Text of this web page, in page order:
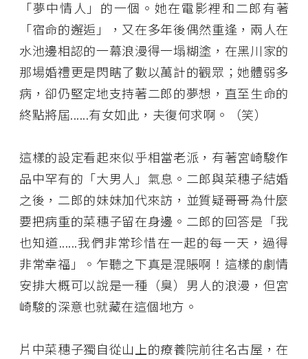
「夢中情人」的一個。她在電影裡和二郎有著
「宿命的邂逅」，又在多年後偶然重逢，兩人在
水池邊相認的一幕浪漫得一塌糊塗，在黑川家的
那場婚禮更是閃瞎了數以萬計的觀眾；她體弱多
病，卻仍堅定地支持著二郎的夢想，直至生命的
終點將屆......有女如此，夫復何求啊。（笑）
這樣的設定看起來似乎相當老派，有著宮崎駿作
品中罕有的「大男人」氣息。二郎與菜穗子結婚
之後，二郎的妹妹加代來訪，並質疑哥哥為什麼
要把病重的菜穗子留在身邊。二郎的回答是「我
也知道......我們非常珍惜在一起的每一天，過得
非常幸福」。乍聽之下真是混賬啊！這樣的劇情
安排大概可以說是一種（臭）男人的浪漫，但宮
崎駿的深意也就藏在這個地方。
片中菜穗子獨自從山上的療養院前往名古屋，在